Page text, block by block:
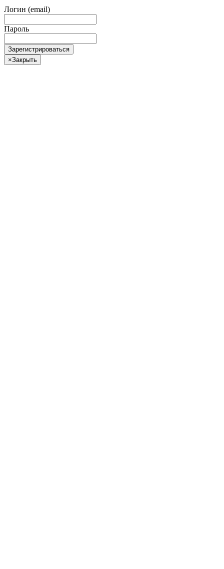
Логин (email)
Пароль
Зарегистрироваться
×Закрыть